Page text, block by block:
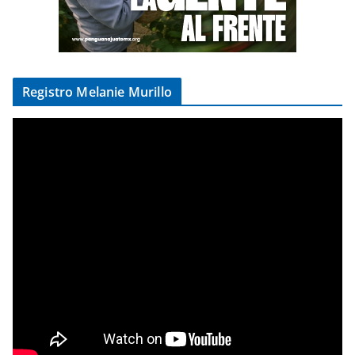
Registro Melanie Murillo